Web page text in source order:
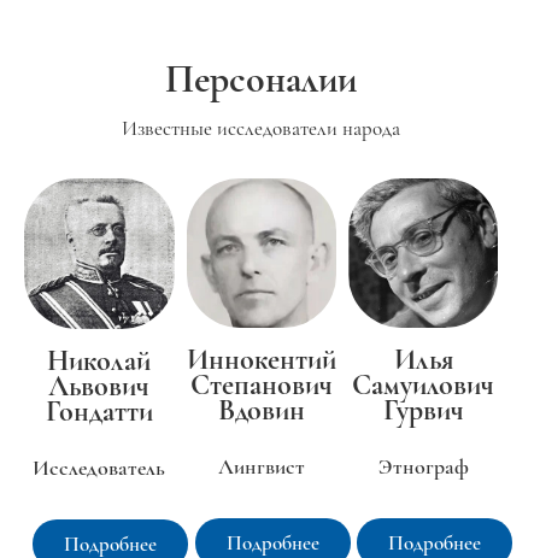
Персоналии
Известные исследователи народа
Николай
Львович
Гондатти
Исследователь
Подробнее
Иннокентий
Степанович
Вдовин
Лингвист
Подробнее
Илья
Самуилович
Гурвич
Этнограф
Подробнее